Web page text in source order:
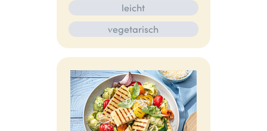
leicht
vegetarisch